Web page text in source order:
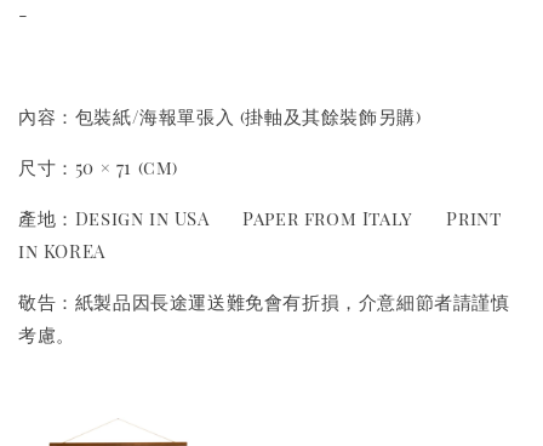
-
內容：包裝紙/海報單張入 (掛軸及其餘裝飾另購)
尺寸：50 × 71 (cm)
產地：Design in USA Paper from Italy Print
in KOREA
敬告：紙製品因長途運送難免會有折損，介意細節者請謹慎
考慮。